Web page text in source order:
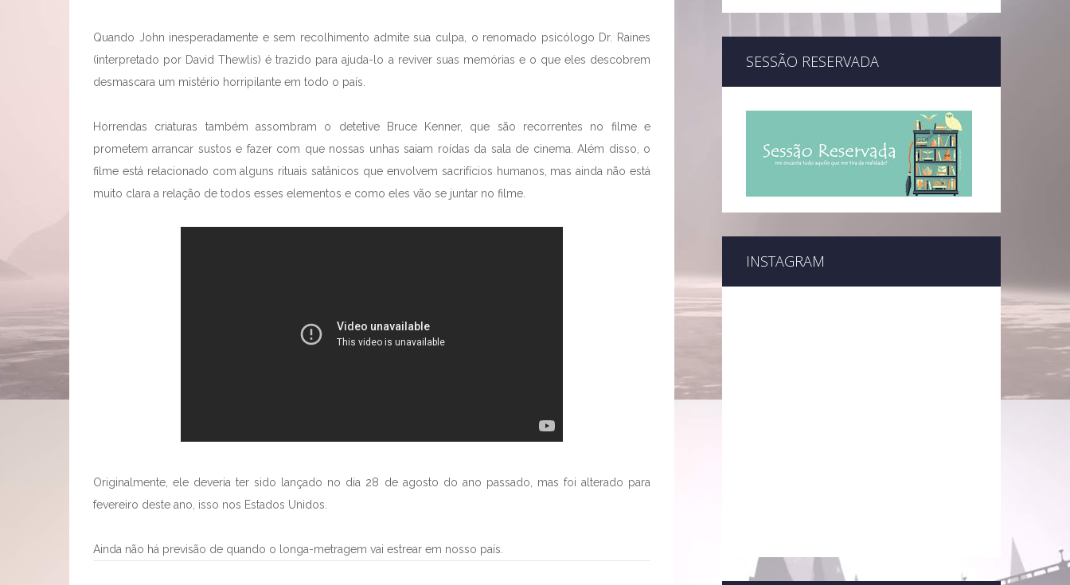
Quando John inesperadamente e sem recolhimento admite sua culpa, o renomado psicólogo Dr. Raines
(interpretado por David Thewlis) é trazido para ajuda-lo a reviver suas memórias e o que eles descobrem
desmascara um mistério horripilante em todo o país.
Horrendas criaturas também assombram o detetive Bruce Kenner, que são recorrentes no filme e
prometem arrancar sustos e fazer com que nossas unhas saiam roídas da sala de cinema. Além disso, o
filme está relacionado com alguns rituais satânicos que envolvem sacrifícios humanos, mas ainda não está
muito clara a relação de todos esses elementos e como eles vão se juntar no filme.
Originalmente, ele deveria ter sido lançado no dia 28 de agosto do ano passado, mas foi alterado para
fevereiro deste ano, isso nos Estados Unidos.
Ainda não há previsão de quando o longa-metragem vai estrear em nosso país.
SESSÃO RESERVADA
INSTAGRAM